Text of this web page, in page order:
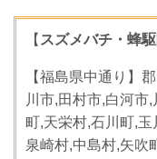
【 スズメバチ・蜂
【福島県中通り】
川市,田村市,白河市
町,天栄村,石川町,
泉崎村,中島村,矢吹